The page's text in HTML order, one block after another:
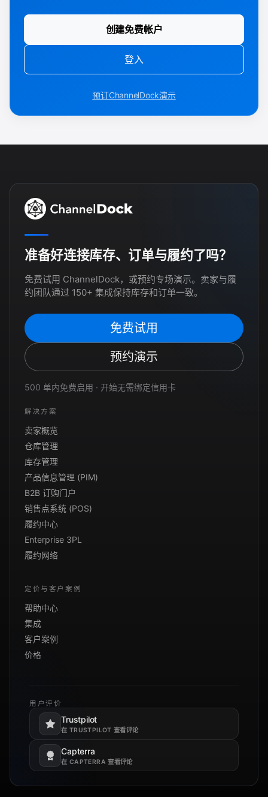
创建免费帐户
登入
预订ChannelDock演示
准备好连接库存、订单与履约了吗？
免费试用 ChannelDock，或预约专场演示。卖家与履
约团队通过 150+ 集成保持库存和订单一致。
免费试用
预约演示
500 单内免费启用 · 开始无需绑定信用卡
解决方案
卖家概览
仓库管理
库存管理
产品信息管理 (PIM)
B2B 订购门户
销售点系统 (POS)
履约中心
Enterprise 3PL
履约网络
定价与客户案例
帮助中心
集成
客户案例
价格
用户评价
Trustpilot
在 TRUSTPILOT 查看评论
在新标签页打开。
Capterra
在 CAPTERRA 查看评论
在新标签页打开。